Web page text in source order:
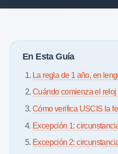
En Esta Guía
La regla de 1 año, en
Cuándo comienza el reloj
Cómo verifica USCIS la
Excepción 1:
Excepción 2: